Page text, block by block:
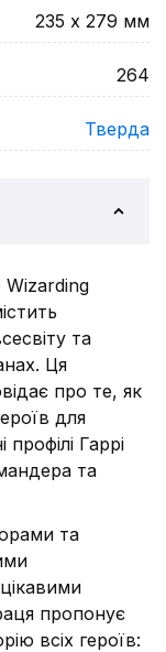
235 х 279 мм
264
Тверда
та
Ця
про те, як
для
Гаррі
та
та
пропонує
всіх героїв: